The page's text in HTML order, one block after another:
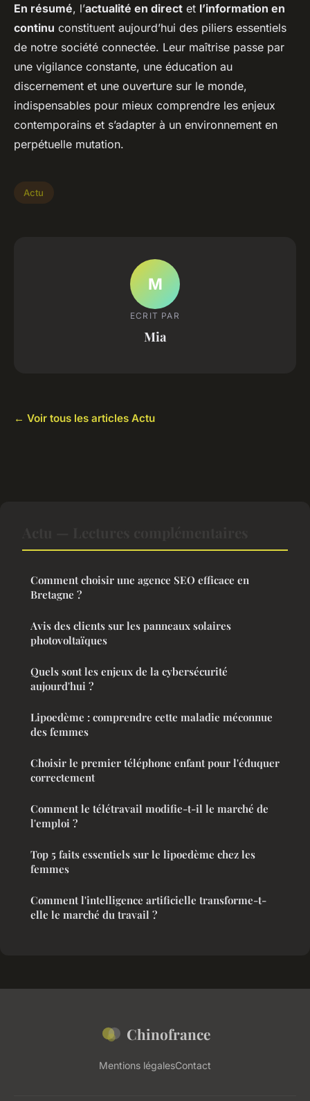
En résumé, l’actualité en direct et l’information en
continu constituent aujourd’hui des piliers essentiels
de notre société connectée. Leur maîtrise passe par
une vigilance constante, une éducation au
discernement et une ouverture sur le monde,
indispensables pour mieux comprendre les enjeux
contemporains et s’adapter à un environnement en
perpétuelle mutation.
Actu
M
ECRIT PAR
Mia
← Voir tous les articles Actu
Comment choisir une agence SEO efficace en
Bretagne ?
Avis des clients sur les panneaux solaires
photovoltaïques
Quels sont les enjeux de la cybersécurité
aujourd'hui ?
Lipoedème : comprendre cette maladie méconnue
des femmes
Choisir le premier téléphone enfant pour l'éduquer
correctement
Comment le télétravail modifie-t-il le marché de
l'emploi ?
Top 5 faits essentiels sur le lipoedème chez les
femmes
Comment l'intelligence artificielle transforme-t-
elle le marché du travail ?
Chinofrance
Mentions légalesContact